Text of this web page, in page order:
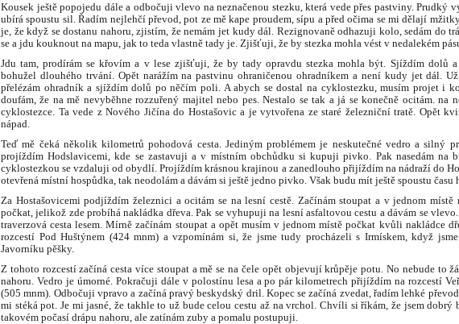
Kousek ještě popojedu dále a odbočuji vlevo na neznačenou stezku, která vede přes pastviny. Prudký
ubírá spoustu sil. Řadím nejlehčí převod, pot ze mě kape proudem, sípu a před očima se mi dělají
je, že když se dostanu nahoru, zjistím, že nemám jet kudy dál. Rezignovaně odhazuji kolo, sedám do
se a jdu kouknout na mapu, jak to teda vlastně tady je. Zjišťuji, že by stezka mohla vést v nedalekém
Jdu tam, prodírám se křovím a v lese zjišťuji, že by tady opravdu stezka mohla být. Sjíždím dolů a
bohužel dlouhého trvání. Opět narážím na pastvinu ohraničenou ohradníkem a není kudy jet dál.
přelézám ohradník a sjíždím dolů po něčím poli. A abych se dostal na cyklostezku, musím projet i
doufám, že na mě nevyběhne rozzuřený majitel nebo pes. Nestalo se tak a já se konečně ocitám. na
cyklostezce. Ta vede z Nového Jičína do Hostašovic a je vytvořena ze staré železniční tratě. Opět
nápad.
Teď mě čeká několik kilometrů pohodová cesta. Jediným problémem je neskutečné vedro a silný
projíždím Hodslavicemi, kde se zastavuji a v místním obchůdku si kupuji pivko. Pak nasedám na
cyklostezkou se vzdaluji od obydlí. Projíždím krásnou krajinou a zanedlouho přijíždím na nádraží do
otevřená místní hospůdka, tak neodolám a dávám si ještě jedno pivko. Však budu mít ještě spoustu
Za Hostašovicemi podjíždím železnici a ocitám se na lesní cestě. Začínám stoupat a v jednom místě
počkat, jelikož zde probíhá nakládka dřeva. Pak se vyhupuji na lesní asfaltovou cestu a dávám se
traverzová cesta lesem. Mírně začínám stoupat a opět musím v jednom místě počkat kvůli nakládce
rozcestí Pod Huštýnem (424 mnm) a vzpomínám si, že jsme tudy procházeli s Irmískem, když
Javorníku pěšky.
Z tohoto rozcestí začíná cesta více stoupat a mě se na čele opět objevují krůpěje potu. No nebude to
nahoru. Vedro je úmorné. Pokračuji dále v polostínu lesa a po pár kilometrech přijíždím na rozcestí
(505 mnm). Odbočuji vpravo a začíná pravý beskydský dril. Kopec se začíná zvedat, řadím lehké
mi stéká pot. Je mi jasné, že takhle to už bude celou cestu až na vrchol. Chvíli si říkám, že jsem dobrý
takovém počasí drápu nahoru, ale zatínám zuby a pomalu postupuji.